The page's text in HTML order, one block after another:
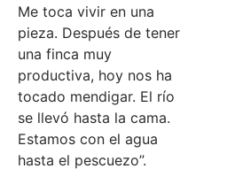
Me toca vivir en una
pieza. Después de tener
una finca muy
productiva, hoy nos ha
tocado mendigar. El río
se llevó hasta la cama.
Estamos con el agua
hasta el pescuezo”.